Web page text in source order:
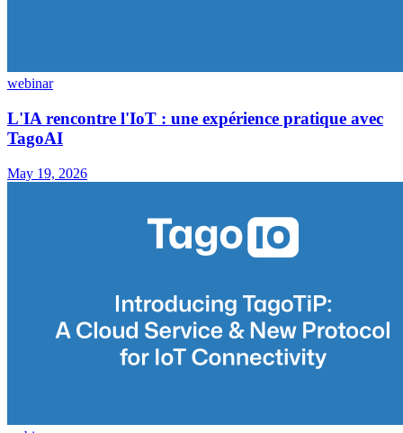
webinar
L'IA rencontre l'IoT : une expérience pratique avec
TagoAI
May 19, 2026